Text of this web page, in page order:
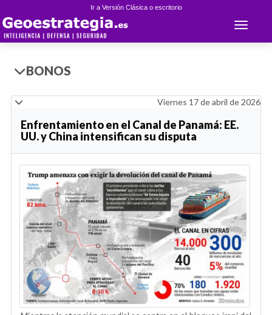
Ir a Versión Clásica o escritorio
Toggle
BONOS
Viernes 17 de abril de 2026
Enfrentamiento en el Canal de Panamá: EE.
UU. y China intensifican su disputa